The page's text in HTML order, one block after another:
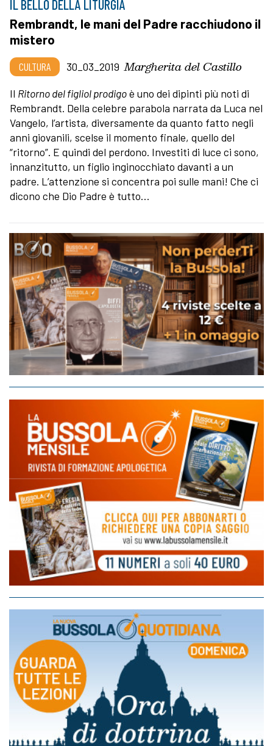
IL BELLO DELLA LITURGIA
Rembrandt, le mani del Padre racchiudono il
mistero
CULTURA 30_03_2019 Margherita del Castillo
Il Ritorno del figliol prodigoè uno dei dipinti più noti di
Rembrandt. Della celebre parabola narrata da Luca nel
Vangelo, l’artista, diversamente da quanto fatto negli
anni giovanili, scelse il momento finale, quello del
“ritorno”. E quindi del perdono. Investiti di luce ci sono,
innanzitutto, un figlio inginocchiato davanti a un
padre. L’attenzione si concentra poi sulle mani! Che ci
dicono che Dio Padre è tutto…